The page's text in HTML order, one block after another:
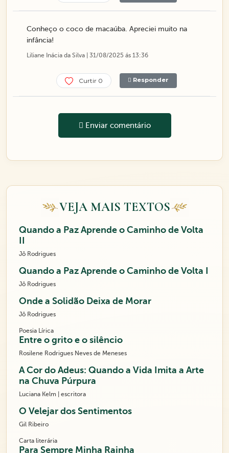
Conheço o coco de macaúba. Apreciei muito na
infância!
Liliane Inácia da Silva | 31/08/2025 ás 13:36
Curtir 0 Responder
Enviar comentário
VEJA MAIS TEXTOS
Quando a Paz Aprende o Caminho de Volta
Jô Rodrigues
Quando a Paz Aprende o Caminho de Volta I
Jô Rodrigues
Onde a Solidão Deixa de Morar
Jô Rodrigues
Poesia Lírica
Entre o grito e o silêncio
Rosilene Rodrigues Neves de Meneses
A Cor do Adeus: Quando a Vida Imita a Arte
na Chuva Púrpura
Luciana Kelm | escritora
O Velejar dos Sentimentos
Gil Ribeiro
Carta literária
Para Sempre Minha Rainha